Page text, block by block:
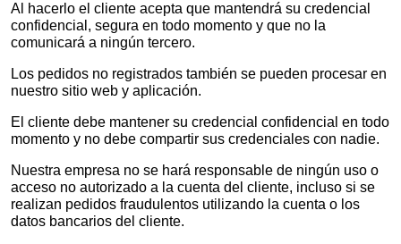
Al hacerlo el cliente acepta que mantendrá su credencial
confidencial, segura en todo momento y que no la
comunicará a ningún tercero.
Los pedidos no registrados también se pueden procesar en
nuestro sitio web y aplicación.
El cliente debe mantener su credencial confidencial en todo
momento y no debe compartir sus credenciales con nadie.
Nuestra empresa no se hará responsable de ningún uso o
acceso no autorizado a la cuenta del cliente, incluso si se
realizan pedidos fraudulentos utilizando la cuenta o los
datos bancarios del cliente.